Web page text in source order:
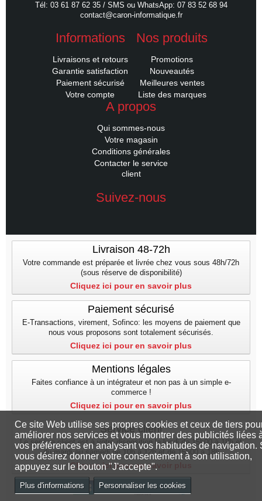
Tél: 03 61 87 62 35 / SMS ou WhatsApp: 07 83 52 68 94
contact@caron-informatique.fr
Informations
Livraisons et retours
Garantie satisfaction
Paiement sécurisé
Votre compte
Nos produits
Promotions
Nouveautés
Meilleures ventes
Liste des marques
A propos
Qui sommes-nous
Votre magasin
Conditions générales
Contacter le service
client
Suivez-nous
Livraison 48-72h
Votre commande est préparée et livrée chez vous sous 48h/72h
(sous réserve de disponibilité)
Cliquez ici pour en savoir plus
Paiement sécurisé
E-Transactions, virement, Sofinco: les moyens de paiement que
nous vous proposons sont totalement sécurisés.
Cliquez ici pour en savoir plus
Mentions légales
Faites confiance à un intégrateur et non pas à un simple e-
commerce !
Cliquez ici pour en savoir plus
Service client
Le service client est à votre disposition le lundi de 15h00 à 18h et
du mardi au samedi de 10h à 12h et de 15h00 a 18h
Cliquez ici pour en savoir plus
Ce site Web utilise ses propres cookies et ceux de tiers
améliorer nos services et vous montrer des publicités liées
vos préférences en analysant vos habitudes de navigation.
vous désirez donner votre consentement à son utilisation,
appuyez sur le bouton "J'accepte".
Plus d'informations Personnaliser les cookies